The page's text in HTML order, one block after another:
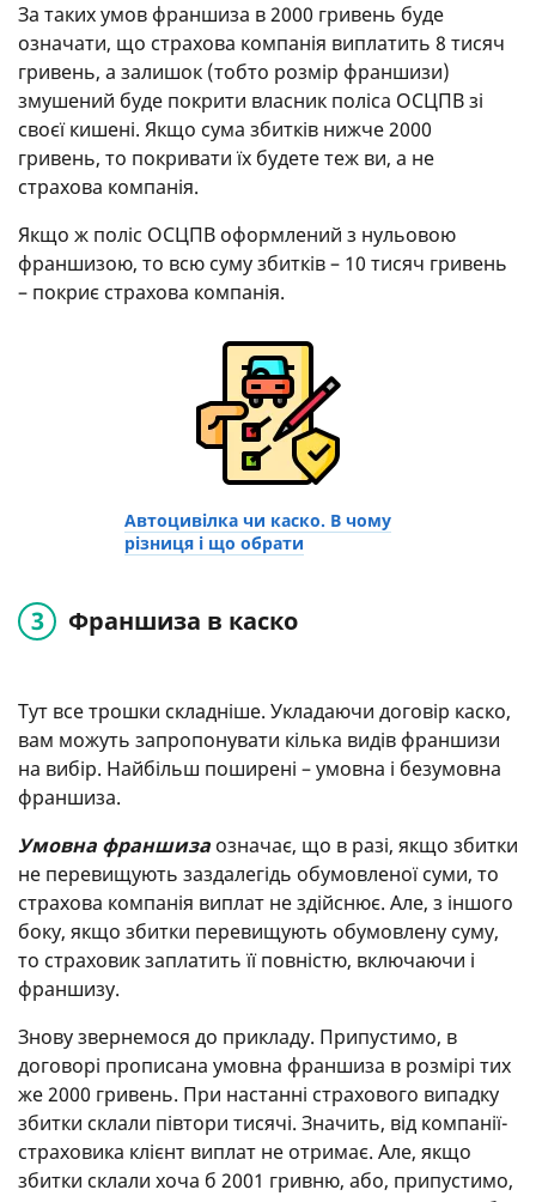
За таких умов франшиза в 2000 гривень буде
означати, що страхова компанія виплатить 8 тисяч
гривень, а залишок (тобто розмір франшизи)
змушений буде покрити власник поліса ОСЦПВ зі
своєї кишені. Якщо сума збитків нижче 2000
гривень, то покривати їх будете теж ви, а не
страхова компанія.
Якщо ж поліс ОСЦПВ оформлений з нульовою
франшизою, то всю суму збитків – 10 тисяч гривень
– покриє страхова компанія.
Автоцивілка чи каско. В чому
різниця і що обрати
Франшиза в каско
Тут все трошки складніше. Укладаючи договір каско,
вам можуть запропонувати кілька видів франшизи
на вибір. Найбільш поширені – умовна і безумовна
франшиза.
Умовна франшиза означає, що в разі, якщо збитки
не перевищують заздалегідь обумовленої суми, то
страхова компанія виплат не здійснює. Але, з іншого
боку, якщо збитки перевищують обумовлену суму,
то страховик заплатить її повністю, включаючи і
франшизу.
Знову звернемося до прикладу. Припустимо, в
договорі прописана умовна франшиза в розмірі тих
же 2000 гривень. При настанні страхового випадку
збитки склали півтори тисячі. Значить, від компанії-
страховика клієнт виплат не отримає. Але, якщо
збитки склали хоча б 2001 гривню, або, припустимо,